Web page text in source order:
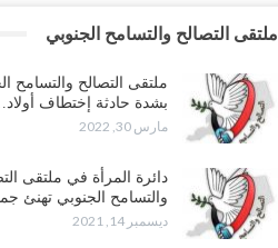
ملتقى التصالح والتسامح الجنوبي
ملتقى التصالح والتسامح
بشدة حادثة إختطاف أولاد…
مارس 30, 2022
دائرة المرأة في ملتقى
والتسامح الجنوبي تهنئ
ديسمبر 14, 2021